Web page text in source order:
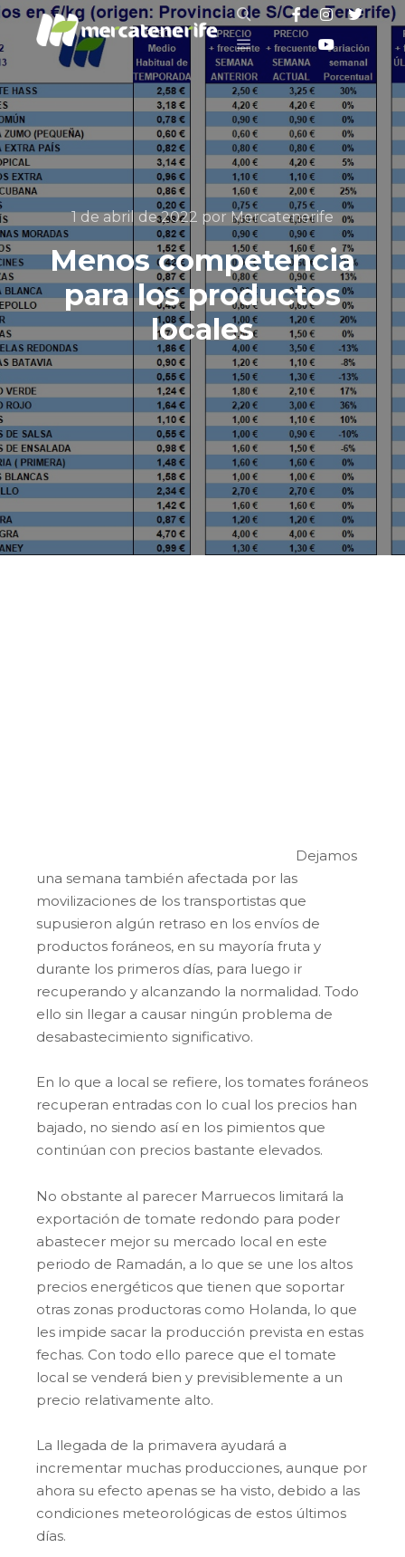
Buscar
Menú principal
1 de abril de 2022 porMercatenerife
Menos competencia
para los productos
locales
Dejamos
una semana también afectada por las
movilizaciones de los transportistas que
supusieron algún retraso en los envíos de
productos foráneos, en su mayoría fruta y
durante los primeros días, para luego ir
recuperando y alcanzando la normalidad. Todo
ello sin llegar a causar ningún problema de
desabastecimiento significativo.
En lo que a local se refiere, los tomates foráneos
recuperan entradas con lo cual los precios han
bajado, no siendo así en los pimientos que
continúan con precios bastante elevados.
No obstante al parecer Marruecos limitará la
exportación de tomate redondo para poder
abastecer mejor su mercado local en este
periodo de Ramadán, a lo que se une los altos
precios energéticos que tienen que soportar
otras zonas productoras como Holanda, lo que
les impide sacar la producción prevista en estas
fechas. Con todo ello parece que el tomate
local se venderá bien y previsiblemente a un
precio relativamente alto.
La llegada de la primavera ayudará a
incrementar muchas producciones, aunque por
ahora su efecto apenas se ha visto, debido a las
condiciones meteorológicas de estos últimos
días.